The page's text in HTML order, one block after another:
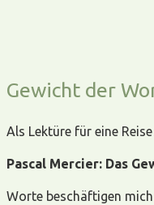
Gewicht der
Als Lektüre für eine
Pascal Mercier: Das
Worte beschäftigen